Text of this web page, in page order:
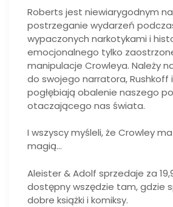
Roberts jest niewiarygodnym
postrzeganie wydarzeń
wypaczonych narkotykami i
emocjonalnego tylko
manipulacje Crowleya. Należy
do swojego narratora, Rushkoff
pogłębiają obalenie naszego
otaczającego nas świata.
I wszyscy myśleli, że Crowley
magią…
Aleister & Adolf sprzedaje za
dostępny wszędzie tam, gdzie
dobre książki i komiksy.